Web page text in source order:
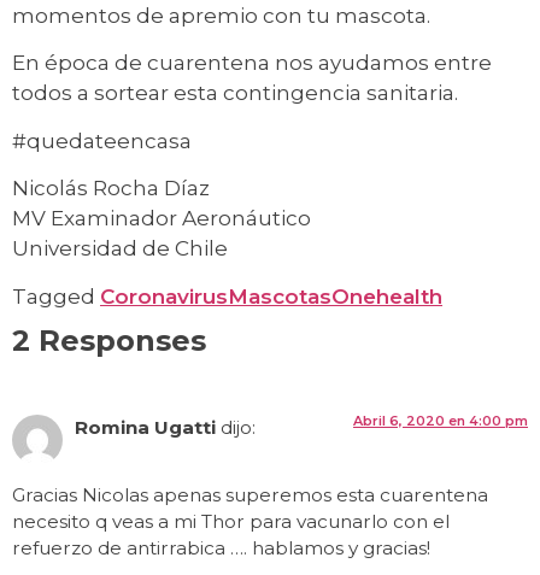
momentos de apremio con tu mascota.
En época de cuarentena nos ayudamos entre
todos a sortear esta contingencia sanitaria.
#quedateencasa
Nicolás Rocha Díaz
MV Examinador Aeronáutico
Universidad de Chile
Tagged CoronavirusMascotasOnehealth
2 Responses
Romina Ugatti dijo: Abril 6, 2020 en 4:00 pm
Gracias Nicolas apenas superemos esta cuarentena
necesito q veas a mi Thor para vacunarlo con el
refuerzo de antirrabica …. hablamos y gracias!